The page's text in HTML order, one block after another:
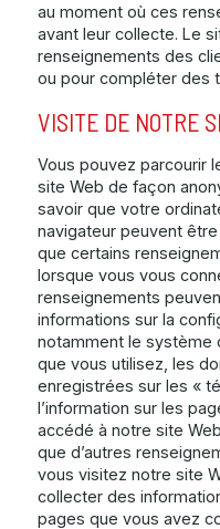
au moment où ces
avant leur collecte. Le
renseignements des
ou pour compléter des
VISITE DE NOTRE
Vous pouvez parcourir
site Web de façon
savoir que votre
navigateur peuvent
que certains
lorsque vous vous
renseignements
informations sur la
notamment le système
que vous utilisez, les
enregistrées sur les «
l’information sur les
accédé à notre site Web
que d’autres
vous visitez notre site
collecter des
pages que vous avez